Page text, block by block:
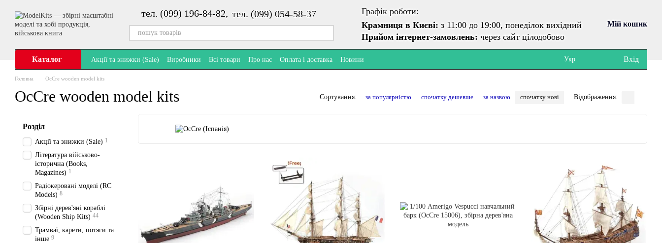
тел. (099) 196-84-82, тел. (099) 054-58-37
Графік роботи:
Крамниця в Києві: з 11:00 до 19:00, понеділок вихідний
Прийом інтернет-замовлень: через сайт цілодобово
Мій кошик
Каталог Акції та знижки (Sale) Виробники Всі товари Про нас Оплата і доставка Новини Укр Вхід
Головна OcCre wooden model kits
OcCre wooden model kits Сортування: за популярністю спочатку дешевше за назвою спочатку нові Відображення:
Розділ
Акції та знижки (Sale) 1
Література військово-
історична (Books,
Magazines) 1
Радіокеровані моделі (RC
Models) 8
Збірні дерев'яні кораблі
(Wooden Ship Kits) 44
Трамваї, карети, потяги та
інше 9